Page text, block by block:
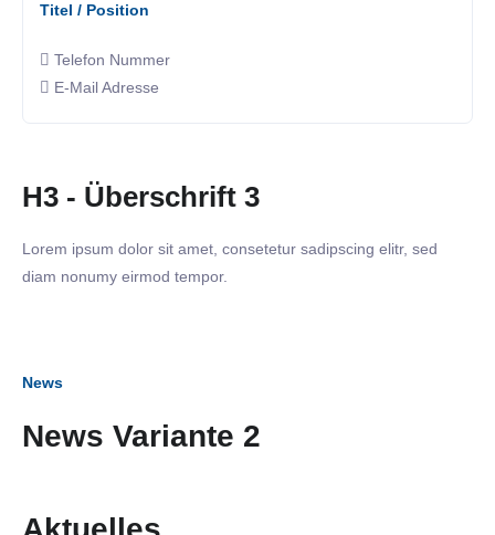
Titel / Position
Telefon Nummer
E-Mail Adresse
H3 - Überschrift 3
Lorem ipsum dolor sit amet, consetetur sadipscing elitr, sed
diam nonumy eirmod tempor.
News
News Variante 2